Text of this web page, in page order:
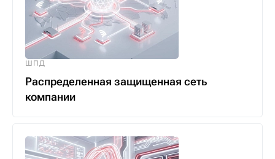
ШПД
Распределенная защищенная сеть
компании